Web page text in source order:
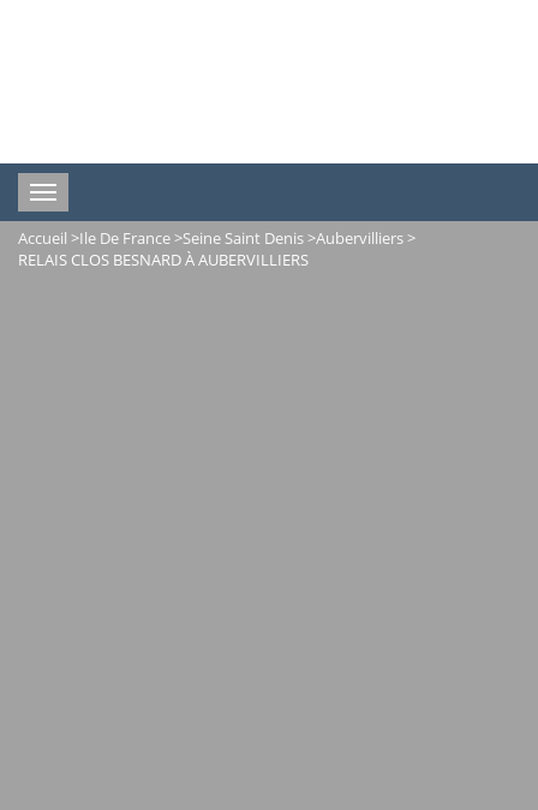
Toggle
navigation
Accueil >Ile De France>Seine Saint Denis>Aubervilliers>
RELAIS CLOS BESNARD À AUBERVILLIERS